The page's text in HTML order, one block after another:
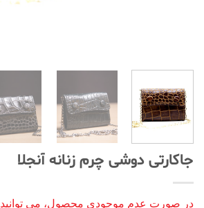
جاکارتی دوشی چرم زنانه آنجلا
در صورت عدم موجودی محصول، می توانید